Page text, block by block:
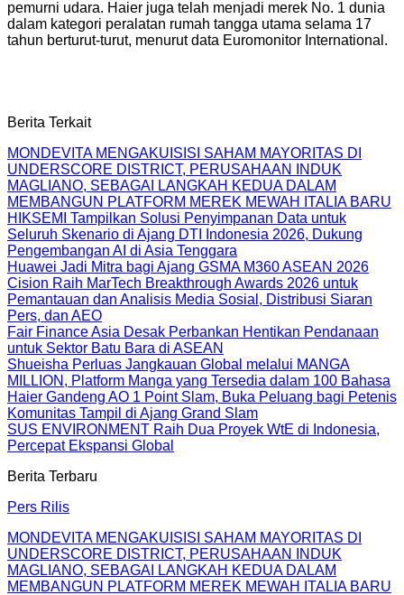
pemurni udara. Haier juga telah menjadi merek No. 1 dunia
dalam kategori peralatan rumah tangga utama selama 17
tahun berturut-turut, menurut data Euromonitor International.
Berita Terkait
MONDEVITA MENGAKUISISI SAHAM MAYORITAS DI
UNDERSCORE DISTRICT, PERUSAHAAN INDUK
MAGLIANO, SEBAGAI LANGKAH KEDUA DALAM
MEMBANGUN PLATFORM MEREK MEWAH ITALIA BARU
HIKSEMI Tampilkan Solusi Penyimpanan Data untuk
Seluruh Skenario di Ajang DTI Indonesia 2026, Dukung
Pengembangan AI di Asia Tenggara
Huawei Jadi Mitra bagi Ajang GSMA M360 ASEAN 2026
Cision Raih MarTech Breakthrough Awards 2026 untuk
Pemantauan dan Analisis Media Sosial, Distribusi Siaran
Pers, dan AEO
Fair Finance Asia Desak Perbankan Hentikan Pendanaan
untuk Sektor Batu Bara di ASEAN
Shueisha Perluas Jangkauan Global melalui MANGA
MILLION, Platform Manga yang Tersedia dalam 100 Bahasa
Haier Gandeng AO 1 Point Slam, Buka Peluang bagi Petenis
Komunitas Tampil di Ajang Grand Slam
SUS ENVIRONMENT Raih Dua Proyek WtE di Indonesia,
Percepat Ekspansi Global
Berita Terbaru
Pers Rilis
MONDEVITA MENGAKUISISI SAHAM MAYORITAS DI
UNDERSCORE DISTRICT, PERUSAHAAN INDUK
MAGLIANO, SEBAGAI LANGKAH KEDUA DALAM
MEMBANGUN PLATFORM MEREK MEWAH ITALIA BARU